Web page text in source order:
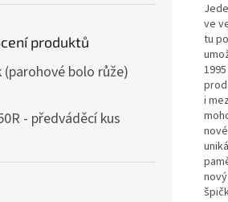
produktů
(parohové bolo růže)
produktu je 5 z 5 hvězdiček.
- předváděcí kus
produktu je 5 z 5 hvězdiček.
ve
tu
i